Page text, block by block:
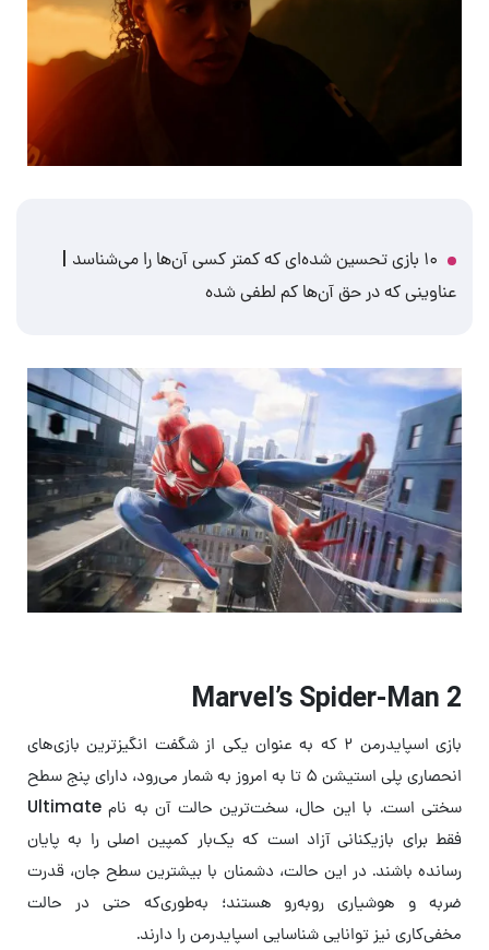
۱۰ بازی تحسین شده‌ای که کمتر کسی آن‌ها را می‌شناسد |
عناوینی که در حق آن‌ها کم لطفی شده
Marvel’s Spider-Man 2
بازی اسپایدرمن ۲ که به عنوان یکی از شگفت انگیزترین بازی‌های
انحصاری پلی استیشن ۵ تا به امروز به شمار می‌رود، دارای پنج سطح
سختی است. با این حال، سخت‌ترین حالت آن به نام Ultimate
فقط برای بازیکنانی آزاد است که یک‌بار کمپین اصلی را به پایان
رسانده باشند. در این حالت، دشمنان با بیشترین سطح جان، قدرت
ضربه و هوشیاری روبه‌رو هستند؛ به‌طوری‌که حتی در حالت
مخفی‌کاری نیز توانایی شناسایی اسپایدرمن را دارند.